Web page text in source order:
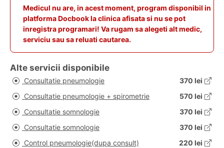
Medicul nu are, in acest moment, program disponibil in
platforma Docbook la clinica afisata si nu se pot
inregistra programari! Va rugam sa alegeti alt medic,
serviciu sau sa reluati cautarea.
Alte servicii disponibile
Consultatie pneumologie
370 lei
Consultatie pneumologie + spirometrie
570 lei
Consultatie somnologie
370 lei
Consultatie somnologie
370 lei
Control pneumologie(dupa consult)
220 lei